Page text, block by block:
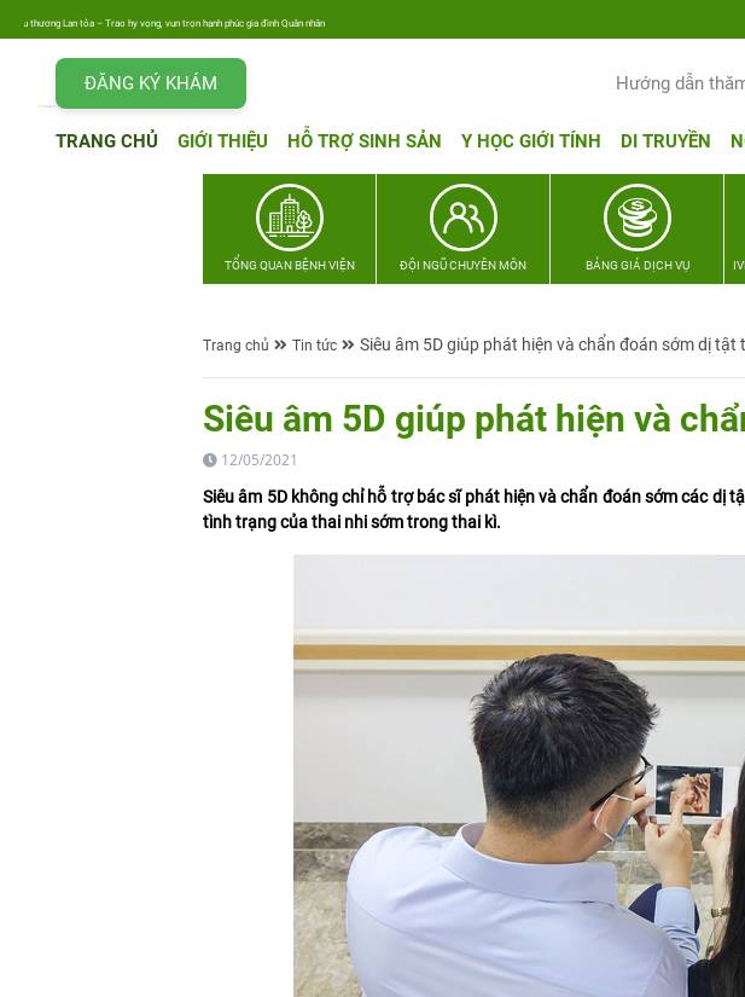
thương Lan tỏa – Trao hy vọng, vun trọn hạnh phúc gia đình Quân nhân
ĐĂNG KÝ KHÁM Hướng dẫn
TRANG CHỦ GIỚI THIỆU HỖ TRỢ SINH SẢN Y HỌC GIỚI TÍNH DI TRUYỀN
TỔNG QUAN BỆNH VIỆN ĐỘI NGŨ CHUYÊN MÔN BẢNG GIÁ DỊCH VỤ
Trang chủ Tin tức Siêu âm 5D giúp phát hiện và chẩn đoán sớm dị tật
Siêu âm 5D giúp phát hiện và
12/05/2021
Siêu âm 5D không chỉ hỗ trợ bác sĩ phát hiện và chẩn đoán sớm các dị
tình trạng của thai nhi sớm trong thai kì.